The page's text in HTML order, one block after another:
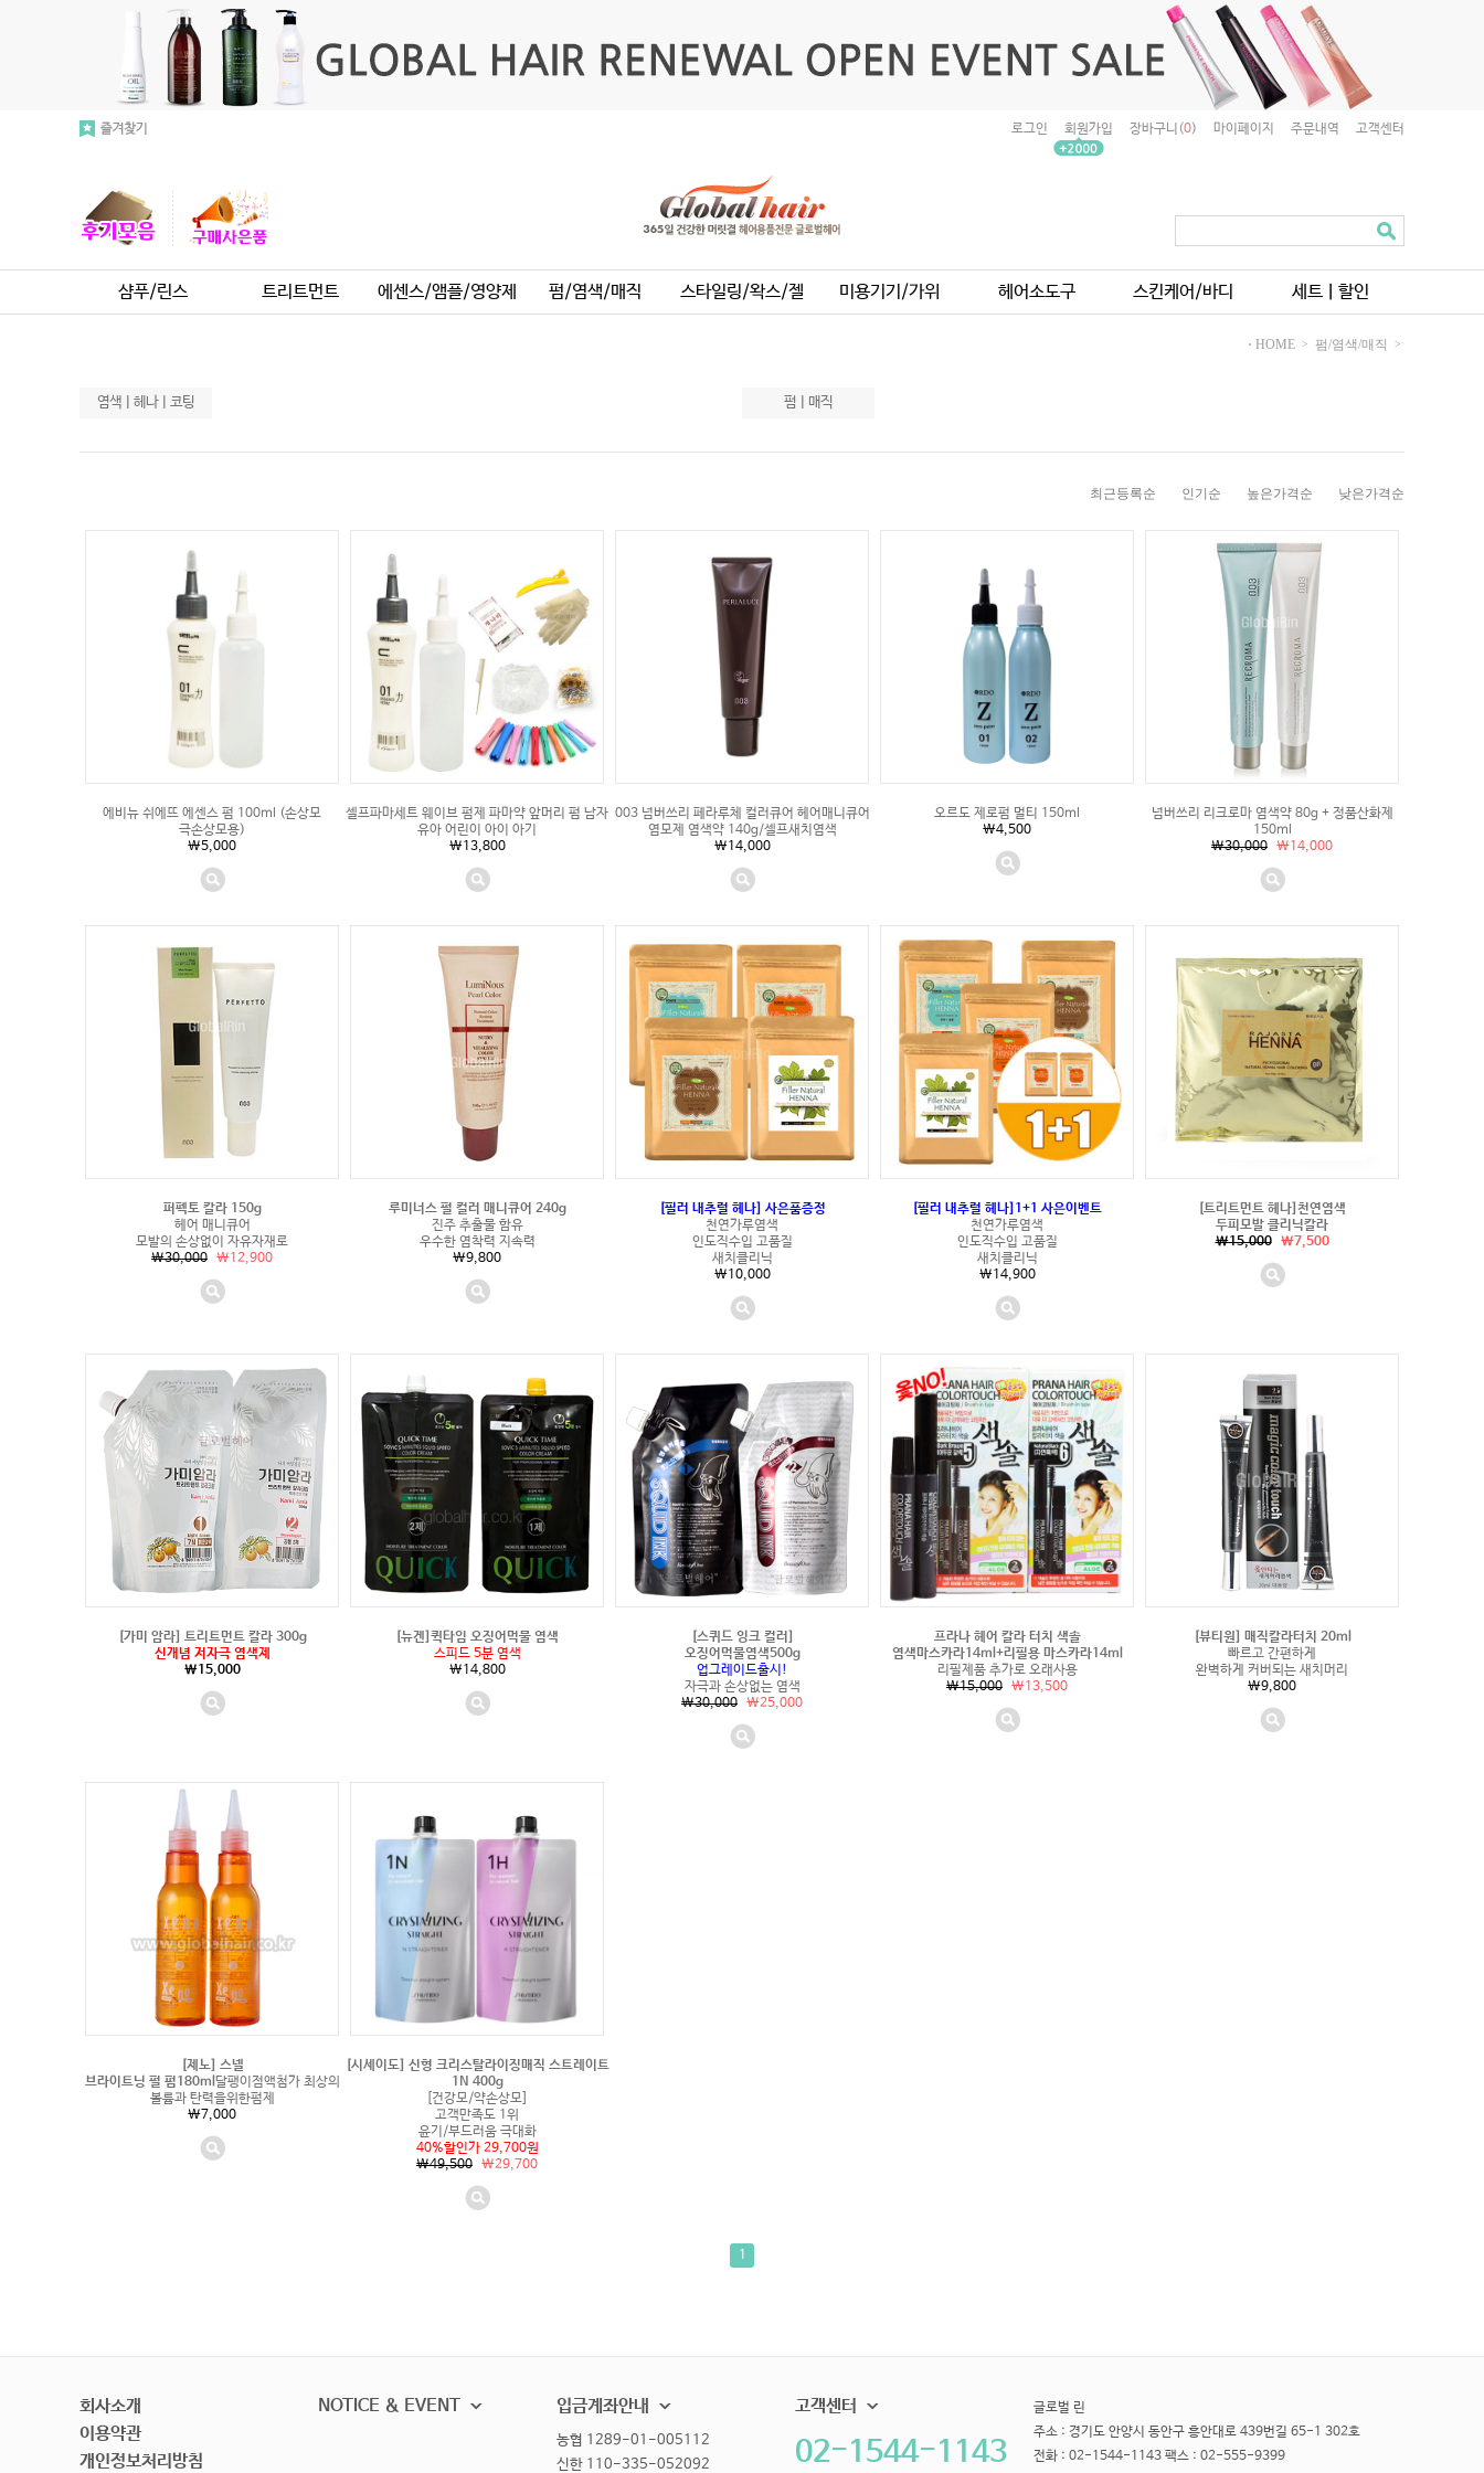
로그인 회원가입 장바구니(0) 마이페이지 주문내역 고객센터
샴푸/린스 트리트먼트 에센스/앰플/영양제 펌/염색/매직 스타일링/왁스/젤 미용기기/가위 헤어소도구 스킨케어/바디 세트ㅣ할인
⋅ HOME > 펌/염색/매직 >
염색ㅣ헤나ㅣ코팅 펌ㅣ매직
최근등록순 인기순 높은가격순 낮은가격순
에비뉴 쉬에뜨 에센스 펌 100ml (손상모
극손상모용)
\5,000
셀프파마세트 웨이브 펌제 파마약 앞머리 펌 남자
유아 어린이 아이 아기
\13,800
003 넘버쓰리 페라루체 컬러큐어 헤어매니큐어
염모제 염색약 140g/셀프새치염색
\14,000
오르도 제로펌 멀티 150ml
\4,500
넘버쓰리 리크로마 염색약 80g + 정품산화제
150ml
\30,000 \14,000
퍼펙토 칼라 150g
헤어 매니큐어
모발의 손상없이 자유자재로
\30,000 \12,900
루미너스 펄 컬러 매니큐어 240g
진주 추출물 함유
우수한 염착력 지속력
\9,800
[필러 내추럴 헤나] 사은품증정
천연가루염색
인도직수입 고품질
새치클리닉
\10,000
[필러 내추럴 헤나]1+1 사은이벤트
천연가루염색
인도직수입 고품질
새치클리닉
\14,900
[트리트먼트 헤나]천연염색
두피모발 클리닉칼라
\15,000
\7,500
[가미 암라] 트리트먼트 칼라 300g
신개념 저자극 염색제
\15,000
[뉴겐]퀵타임 오징어먹물 염색
스피드 5분 염색
\14,800
[스퀴드 잉크 컬러]
오징어먹물염색500g
업그레이드출시!
자극과 손상없는 염색
\30,000 \25,000
프라나 헤어 칼라 터치 색솔
염색마스카라14ml+리필용 마스카라14ml
리필제품 추가로 오래사용
\15,000 \13,500
[뷰티원] 매직칼라터치 20ml
빠르고 간편하게
완벽하게 커버되는 새치머리
\9,800
[제노] 스넬
브라이트닝 펄 펌180ml달팽이점액첨가 최상의
볼륨과 탄력을위한펌제
\7,000
[시세이도] 신형 크리스탈라이징매직 스트레이트
1N 400g
[건강모/약손상모]
고객만족도 1위
윤기/부드러움 극대화
40%할인가 29,700원
\49,500 \29,700
1
회사소개
이용약관
개인정보처리방침
NOTICE & EVENT 입금계좌안내
농협 1289-01-005112
신한 110-335-052092
고객센터
02-1544-1143
글로벌 린
주소 : 경기도 안양시 동안구 흥안대로 439번길 65-1 302호
전화 : 02-1544-1143 팩스 : 02-555-9399